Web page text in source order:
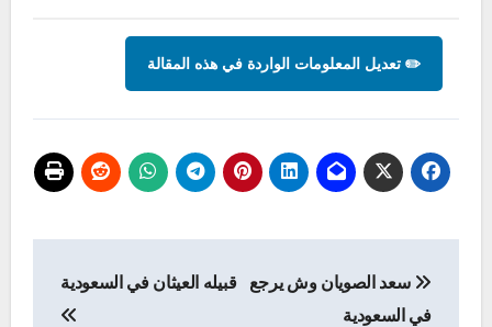
✏️ تعديل المعلومات الواردة في هذه المقالة
المقالات
سعد الصويان وش يرجع
في السعودية
قبيله العيثان في السعودية